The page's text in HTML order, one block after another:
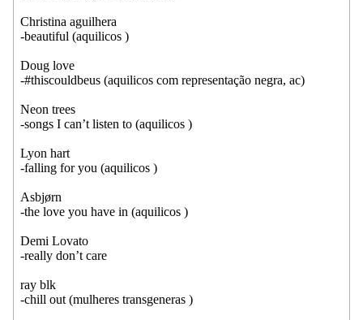
Christina aguilhera
-beautiful (aquilicos )
Doug love
-#thiscouldbeus (aquilicos com representação negra, ac)
Neon trees
-songs I can’t listen to (aquilicos )
Lyon hart
-falling for you (aquilicos )
Asbjørn
-the love you have in (aquilicos )
Demi Lovato
-really don’t care
ray blk
-chill out (mulheres transgeneras )